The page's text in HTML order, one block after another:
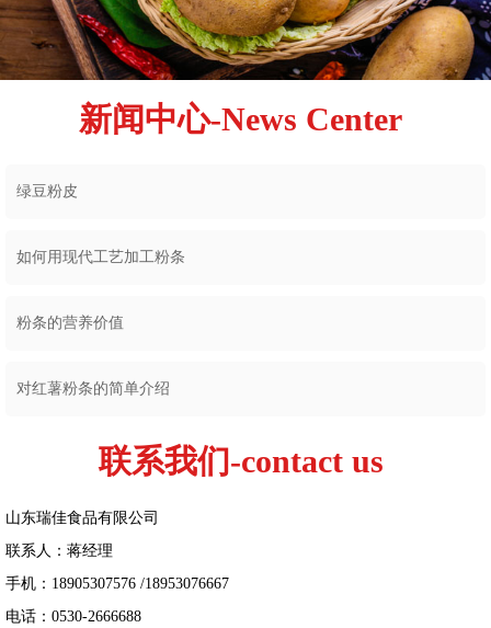
新闻中心-News Center
绿豆粉皮
如何用现代工艺加工粉条
粉条的营养价值
对红薯粉条的简单介绍
联系我们-contact us
山东瑞佳食品有限公司
联系人：蒋经理
手机：18905307576 /18953076667
电话：0530-2666688